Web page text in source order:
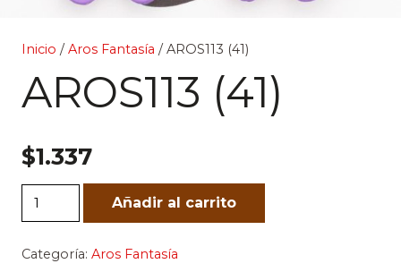
Inicio /Aros Fantasía / AROS113 (41)
AROS113 (41)
$1.337
AROS113
(41)
cantidad
Añadir al carrito
Categoría: Aros Fantasía